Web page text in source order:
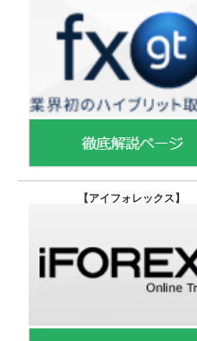
【アイフォレックス】